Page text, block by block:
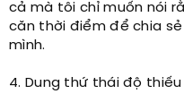
cả mà tôi chỉ muốn nói
căn thời điểm để chia
mình.
4. Dung thứ thái độ